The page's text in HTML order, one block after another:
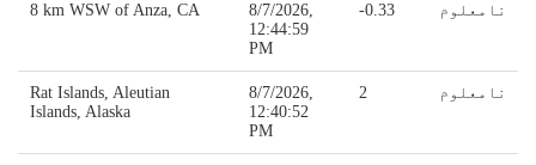
8 km WSW of Anza, CA
8/7/2026,
12:44:59
PM
-0.33 نامعلوم
Rat Islands, Aleutian
Islands, Alaska
8/7/2026,
12:40:52
PM
2 نامعلوم